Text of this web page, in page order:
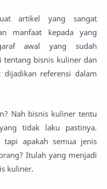
artikel yang sangat
manfaat kepada yang
awal yang sudah
tentang bisnis kuliner dan
referensi dalam
Nah bisnis kuliner tentu
tidak laku pastinya.
apakah semua jenis
Itulah yang menjadi
kuliner.